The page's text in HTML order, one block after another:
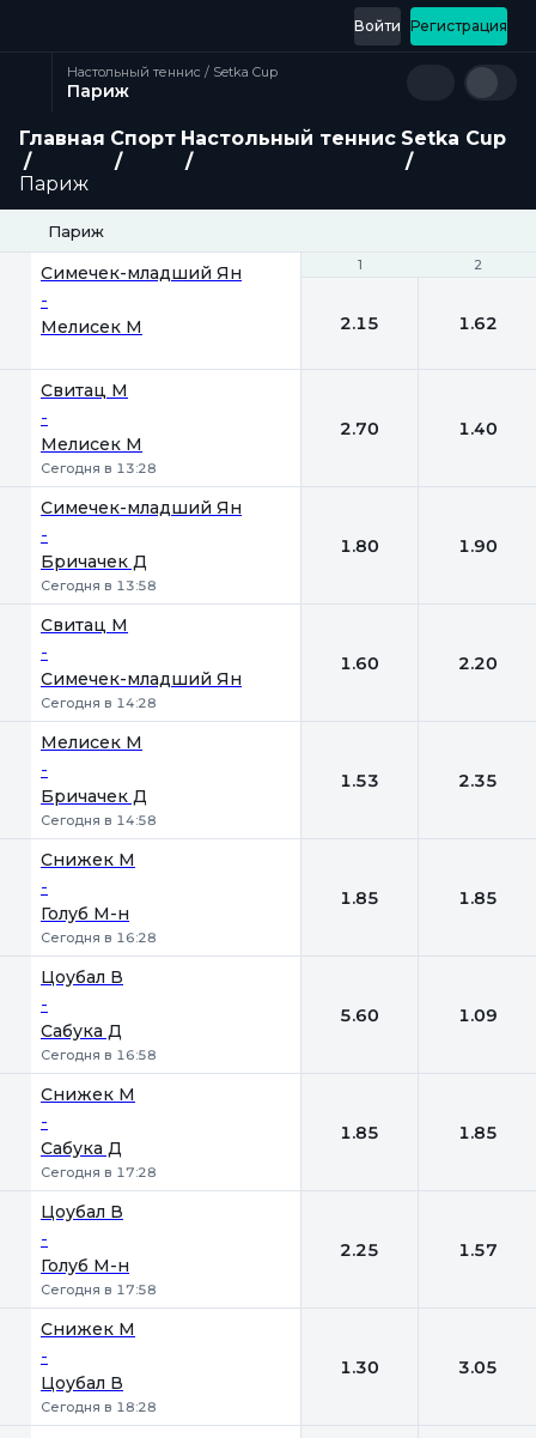
Регистрация
Войти
Настольный теннис / Setka Cup
Париж
Главная Спорт Настольный теннис Setka Cup
Париж
Париж
1 2
Симечек-младший Ян
-
Мелисек М
1 2
2.15 1.62
Свитац М
-
Мелисек М
Сегодня в 13:28
2.70 1.40
Симечек-младший Ян
-
Бричачек Д
Сегодня в 13:58
1.80 1.90
Свитац М
-
Симечек-младший Ян
Сегодня в 14:28
1.60 2.20
Мелисек М
-
Бричачек Д
Сегодня в 14:58
1.53 2.35
Снижек М
-
Голуб М-н
Сегодня в 16:28
1.85 1.85
Цоубал В
-
Сабука Д
Сегодня в 16:58
5.60 1.09
Снижек М
-
Сабука Д
Сегодня в 17:28
1.85 1.85
Цоубал В
-
Голуб М-н
Сегодня в 17:58
2.25 1.57
Снижек М
-
Цоубал В
Сегодня в 18:28
1.30 3.05